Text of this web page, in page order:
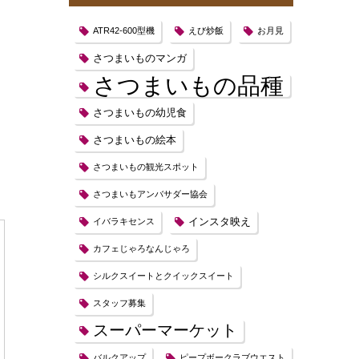
ATR42-600型機 えび炒飯 お月見
さつまいものマンガ
さつまいもの品種
さつまいもの幼児食
さつまいもの絵本
さつまいもの観光スポット
さつまいもアンバサダー協会
イバラキセンス インスタ映え
カフェじゃろなんじゃろ
シルクスイートとクイックスイート
スタッフ募集
スーパーマーケット
バルクアップ ピープボークラブウエスト